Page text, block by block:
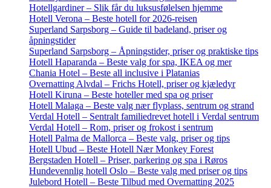
Hotellgardiner – Slik får du luksusfølelsen hjemme
Hotell Verona – Beste hotell for 2026-reisen
Superland Sarpsborg – Guide til badeland, priser og
åpningstider
Superland Sarpsborg – Åpningstider, priser og praktiske tips
Hotell Haparanda – Beste valg for spa, IKEA og mer
Chania Hotel – Beste all inclusive i Platanias
Overnatting Alvdal – Frichs Hotell, priser og kjæledyr
Hotell Kiruna – Beste hoteller med spa og priser
Hotell Malaga – Beste valg nær flyplass, sentrum og strand
Verdal Hotell – Sentralt familiedrevet hotell i Verdal sentrum
Verdal Hotell – Rom, priser og frokost i sentrum
Hotell Palma de Mallorca – Beste valg, priser og tips
Hotell Ubud – Beste Hotell Nær Monkey Forest
Bergstaden Hotell – Priser, parkering og spa i Røros
Hundevennlig hotell Oslo – Beste valg med priser og tips
Julebord Hotell – Beste Tilbud med Overnatting 2025